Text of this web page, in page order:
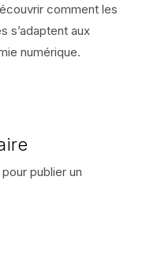
comment les
s’adaptent aux
numérique.
publier un